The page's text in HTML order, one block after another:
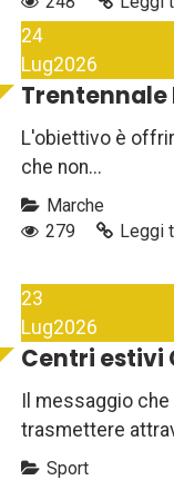
24
Lug2026
Trentennale
L'obiettivo è
che non...
Marche
279
Leggi
23
Lug2026
Centri estivi
Il messaggio
trasmettere
Sport